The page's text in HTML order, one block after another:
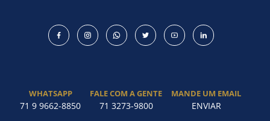
WHATSAPP
71 9 9662-8850
FALE COM A GENTE
71 3273-9800
MANDE UM EMAIL
ENVIAR